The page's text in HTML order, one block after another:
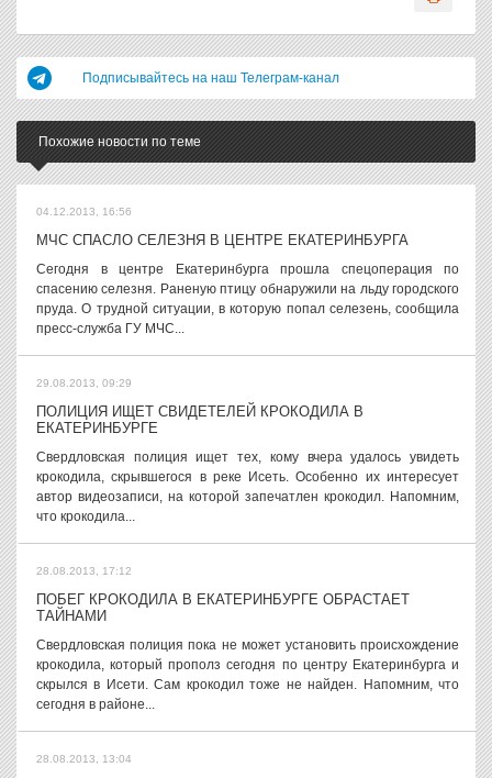
Подписывайтесь на наш Телеграм-канал
Похожие новости по теме
04.12.2013, 16:56
МЧС СПАСЛО СЕЛЕЗНЯ В ЦЕНТРЕ ЕКАТЕРИНБУРГА
Сегодня в центре Екатеринбурга прошла спецоперация по
спасению селезня. Раненую птицу обнаружили на льду городского
пруда. О трудной ситуации, в которую попал селезень, сообщила
пресс-служба ГУ МЧС...
29.08.2013, 09:29
ПОЛИЦИЯ ИЩЕТ СВИДЕТЕЛЕЙ КРОКОДИЛА В
ЕКАТЕРИНБУРГЕ
Свердловская полиция ищет тех, кому вчера удалось увидеть
крокодила, скрывшегося в реке Исеть. Особенно их интересует
автор видеозаписи, на которой запечатлен крокодил. Напомним,
что крокодила...
28.08.2013, 17:12
ПОБЕГ КРОКОДИЛА В ЕКАТЕРИНБУРГЕ ОБРАСТАЕТ
ТАЙНАМИ
Свердловская полиция пока не может установить происхождение
крокодила, который прополз сегодня по центру Екатеринбурга и
скрылся в Исети. Сам крокодил тоже не найден. Напомним, что
сегодня в районе...
28.08.2013, 13:04